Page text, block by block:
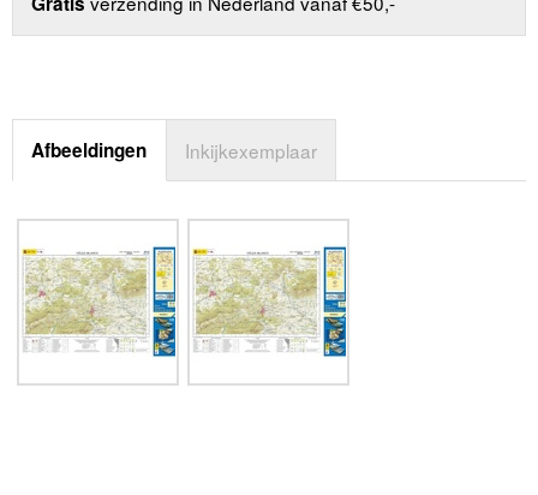
Afbeeldingen Inkijkexemplaar